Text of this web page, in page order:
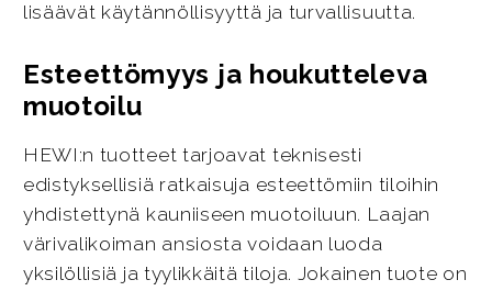
lisäävät käytännöllisyyttä ja turvallisuutta.
Esteettömyys ja houkutteleva
muotoilu
HEWI:n tuotteet tarjoavat teknisesti
edistyksellisiä ratkaisuja esteettömiin tiloihin
yhdistettynä kauniiseen muotoiluun. Laajan
värivalikoiman ansiosta voidaan luoda
yksilöllisiä ja tyylikkäitä tiloja. Jokainen tuote on